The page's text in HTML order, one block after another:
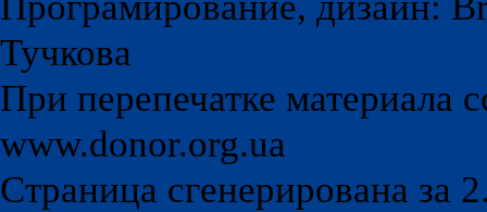
Тучкова
При перепечатке материала
www.donor.org.ua
Страница сгенерирована за